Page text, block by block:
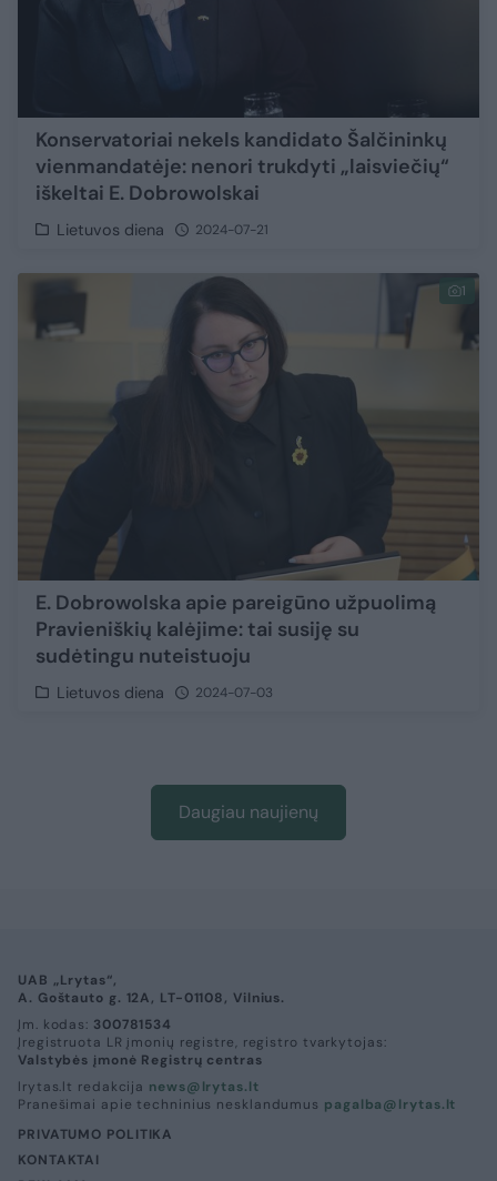
Konservatoriai nekels kandidato Šalčininkų
vienmandatėje: nenori trukdyti „laisviečių“
iškeltai E. Dobrowolskai
Lietuvos diena 2024-07-21
1
E. Dobrowolska apie pareigūno užpuolimą
Pravieniškių kalėjime: tai susiję su
sudėtingu nuteistuoju
Lietuvos diena 2024-07-03
Daugiau naujienų
UAB „Lrytas“,
A. Goštauto g. 12A, LT-01108, Vilnius.
Įm. kodas: 300781534
Įregistruota LR įmonių registre, registro tvarkytojas:
Valstybės įmonė Registrų centras
lrytas.lt redakcija news@lrytas.lt
Pranešimai apie techninius nesklandumus pagalba@lrytas.lt
PRIVATUMO POLITIKA
KONTAKTAI